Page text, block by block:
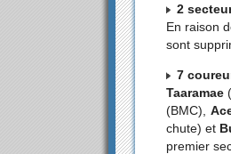
2
En raison
sont
7
Taaramae
(BMC),
chute) et
premier